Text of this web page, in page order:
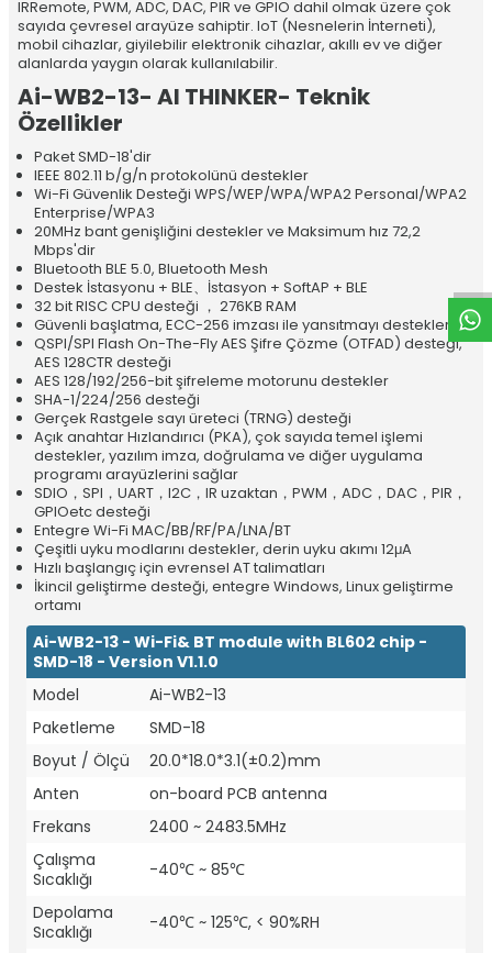
IRRemote, PWM, ADC, DAC, PIR ve GPIO dahil olmak üzere çok
sayıda çevresel arayüze sahiptir. IoT (Nesnelerin İnterneti),
mobil cihazlar, giyilebilir elektronik cihazlar, akıllı ev ve diğer
alanlarda yaygın olarak kullanılabilir.
Ai-WB2-13- AI THINKER- Teknik
Özellikler
Paket SMD-18'dir
IEEE 802.11 b/g/n protokolünü destekler
Wi-Fi Güvenlik Desteği WPS/WEP/WPA/WPA2 Personal/WPA2
Enterprise/WPA3
20MHz bant genişliğini destekler ve Maksimum hız 72,2
Mbps'dir
Bluetooth BLE 5.0, Bluetooth Mesh
Destek İstasyonu + BLE、İstasyon + SoftAP + BLE
32 bit RISC CPU desteği ， 276KB RAM
Güvenli başlatma, ECC-256 imzası ile yansıtmayı destekler
QSPI/SPI Flash On-The-Fly AES Şifre Çözme (OTFAD) desteği,
AES 128CTR desteği
AES 128/192/256-bit şifreleme motorunu destekler
SHA-1/224/256 desteği
Gerçek Rastgele sayı üreteci (TRNG) desteği
Açık anahtar Hızlandırıcı (PKA), çok sayıda temel işlemi
destekler, yazılım imza, doğrulama ve diğer uygulama
programı arayüzlerini sağlar
SDIO，SPI，UART，I2C，IR uzaktan，PWM，ADC，DAC，PIR，
GPIOetc desteği
Entegre Wi-Fi MAC/BB/RF/PA/LNA/BT
Çeşitli uyku modlarını destekler, derin uyku akımı 12μA
Hızlı başlangıç için evrensel AT talimatları
İkincil geliştirme desteği, entegre Windows, Linux geliştirme
ortamı
Ai-WB2-13 - Wi-Fi& BT module with BL602 chip -
SMD-18 - Version V1.1.0
Model
Ai-WB2-13
Paketleme
SMD-18
Boyut / Ölçü
20.0*18.0*3.1(±0.2)mm
Anten
on-board PCB antenna
Frekans
2400 ~ 2483.5MHz
Çalışma
Sıcaklığı
-40℃ ~ 85℃
Depolama
Sıcaklığı
-40℃ ~ 125℃, < 90%RH